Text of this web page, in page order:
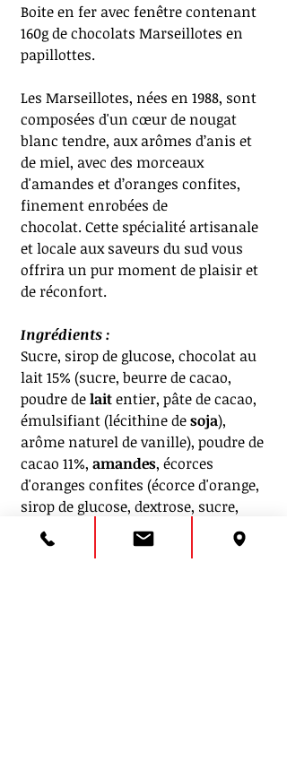
Boite en fer avec fenêtre contenant
160g de chocolats Marseillotes en
papillottes.
Les Marseillotes, nées en 1988, sont
composées d'un cœur de nougat
blanc tendre, aux arômes d’anis et
de miel, avec des morceaux
d'amandes et d’oranges confites,
finement enrobées de
chocolat. Cette spécialité artisanale
et locale aux saveurs du sud vous
offrira un pur moment de plaisir et
de réconfort.
Ingrédients :
Sucre, sirop de glucose, chocolat au
lait 15% (sucre, beurre de cacao,
poudre delaitentier, pâte de cacao,
émulsifiant (lécithine desoja),
arôme naturel de vanille), poudre de
cacao 11%, amandes, écorces
d'oranges confites (écorce d'orange,
sirop de glucose, dextrose, sucre,
conservateur (E202, E220 (
sulfites
correcteur d'acidité E330), sirop de